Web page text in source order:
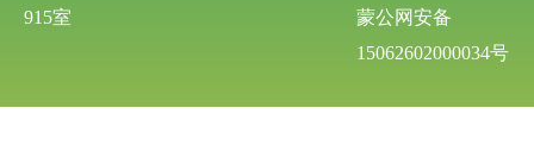
915室
蒙公网安备
15062602000034号